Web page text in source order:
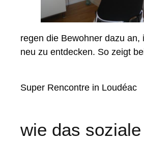
regen die Bewohner dazu an,
neu zu entdecken. So zeigt
Super Rencontre in Loudéac
wie das